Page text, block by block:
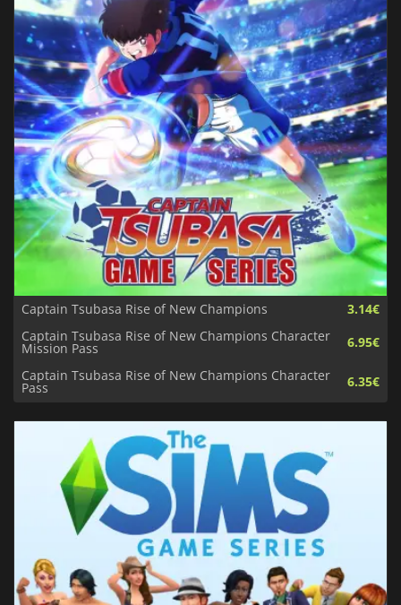
Captain Tsubasa Rise of New Champions
3.14€
Captain Tsubasa Rise of New Champions Character
Mission Pass
6.95€
Captain Tsubasa Rise of New Champions Character
Pass 6.35€